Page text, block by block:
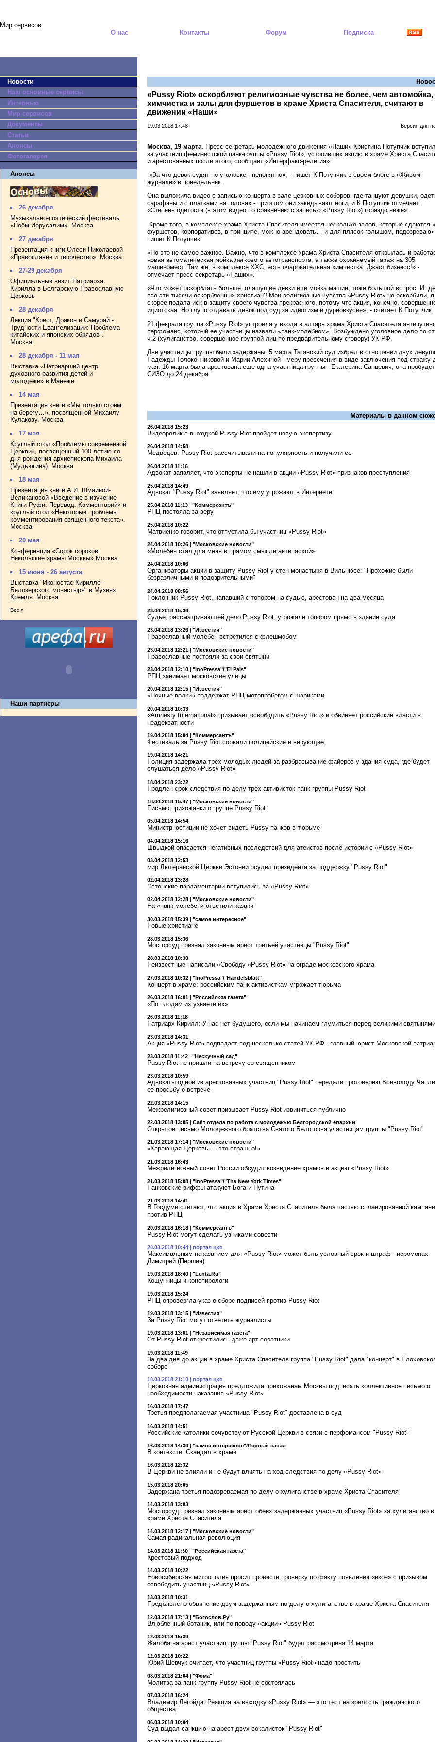
Мир сервисов
О нас
Контакты Форум Подписка
Новости
Наш основные сервисы
Интервью
Мир сервисов
Документы
Статьи
Анонсы
Фотогалерея
Анонсы
26 декабря
Музыкально-поэтический фестиваль
«Поём Иерусалим». Москва
27 декабря
Презентация книги Олеси Николаевой
«Православие и творчество». Москва
27-29 декабря
Официальный визит Патриарха
Кирилла в Болгарскую Православную
Церковь
28 декабря
Лекция "Крест, Дракон и Самурай -
Трудности Евангелизации: Проблема
китайских и японских обрядов".
Москва
28 декабря - 11 мая
Выставка «Патриарший центр
духовного развития детей и
молодежи» в Манеже
14 мая
Презентация книги «Мы только стоим
на берегу…», посвященной Михаилу
Кулакову. Москва
17 мая
Круглый стол «Проблемы современной
Церкви», посвященный 100-летию со
дня рождения архиепископа Михаила
(Мудьюгина). Москва
18 мая
Презентация книги А.И. Шмаиной-
Великановой «Введение в изучение
Книги Руфи. Перевод. Комментарий» и
круглый стол «Некоторые проблемы
комментирования священного текста».
Москва
20 мая
Конференция «Сорок сороков:
Никольские храмы Москвы».Москва
15 июня - 26 августа
Выставка "Иконостас Кирилло-
Белозерского монастыря" в Музеях
Кремля. Москва
Все »
Наши партнеры
«Pussy Riot» оскорбляют религиозные чувства не более, чем автомойка,
химчистка и залы для фуршетов в храме Христа Спасителя, считают в
движении «Наши»
19.03.2018 17:48 Версия для
Москва, 19 марта. Пресс-секретарь молодежного движения «Наши» Кристина Потупчик
за участниц феминистской панк-группы «Pussy Riot», устроивших акцию в храме Христа
и арестованных после этого, сообщает «Интерфакс-религия»
«За что девок судят по уголовке - непонятно», - пишет К.Потупчик в своем блоге в «Живом
журнале» в понедельник.
Она выложила видео с записью концерта в зале церковных соборов, где танцуют девушки,
сарафаны и с платками на головах - при этом они закидывают ноги, и К.Потупчик отмечает:
«Степень одетости (в этом видео по сравнению с записью «Pussy Riot») гораздо ниже».
Кроме того, в комплексе храма Христа Спасителя имеется несколько залов, которые сдаются
фуршетов, корпоративов, в принципе, можно арендовать… и для плясок голышом,
пишет К.Потупчик.
«Но это не самое важное. Важно, что в комплексе храма Христа Спасителя открылась и
новая автоматическая мойка легкового автотранспорта, а также охраняемый гараж на 305
машиномест. Там же, в комплексе ХХС, есть очаровательная химчистка. Джаст бизнесс!» -
отмечает пресс-секретарь «Наших».
«Что может оскорблять больше, пляшущие девки или мойка машин, тоже большой вопрос. И где
все эти тысячи оскорбленных христиан? Мои религиозные чувства «Pussy Riot» не оскорбили,
скорее подала иск в защиту своего чувства прекрасного, потому что акция, конечно,
идиотская. Но глупо отдавать девок под суд за идиотизм и дурновкусие», - считает К.Потупчик.
21 февраля группа «Pussy Riot» устроила у входа в алтарь храма Христа Спасителя
перфоманс, который ее участницы назвали «панк-молебном». Возбуждено уголовное дело по
ч.2 (хулиганство, совершенное группой лиц по предварительному сговору) УК РФ.
Две участницы группы были задержаны: 5 марта Таганский суд избрал в отношении двух
Надежды Толоконниковой и Марии Алехиной - меру пресечения в виде заключения под стражу
мая. 16 марта была арестована еще одна участница группы - Екатерина Санцевич, она
СИЗО до 24 декабря.
Материалы в данном
26.04.2018 15:23
Видеоролик с выходкой Pussy Riot пройдет новую экспертизу
26.04.2018 14:58
Медведев: Pussy Riot рассчитывали на популярность и получили ее
26.04.2018 11:16
Адвокат заявляет, что эксперты не нашли в акции «Pussy Riot» признаков преступления
25.04.2018 14:49
Адвокат "Pussy Riot" заявляет, что ему угрожают в Интернете
25.04.2018 11:13 "Коммерсантъ"
РПЦ постояла за веру
25.04.2018 10:22
Матвиенко говорит, что отпустила бы участниц «Pussy Riot»
24.04.2018 10:26 | "Московские новости"
«Молебен стал для меня в прямом смысле антипасхой»
24.04.2018 10:06
Организаторы акции в защиту Pussy Riot у стен монастыря в Вильнюсе: "Прохожие были
безразличными и подозрительными"
24.04.2018 08:56
Поклонник Pussy Riot, напавший с топором на судью, арестован на два месяца
23.04.2018 15:36
Судье, рассматривающей дело Pussy Riot, угрожали топором прямо в здании суда
23.04.2018 13:26 "Известия"
Православный молебен встретился с флешмобом
23.04.2018 12:21 | "Московские новости"
Православные постояли за свои святыни
23.04.2018 12:10 | "InoPressa"/"El Pais"
РПЦ занимает московские улицы
20.04.2018 12:15 "Известия"
«Ночные волки» поддержат РПЦ мотопробегом с шариками
20.04.2018 10:33
«Amnesty International» призывает освободить «Pussy Riot» и обвиняет российские власти в
неадекватности
19.04.2018 15:04 | "Коммерсантъ"
Фестиваль за Pussy Riot сорвали полицейские и верующие
19.04.2018 14:21
Полиция задержала трех молодых людей за разбрасывание файеров у здания суда, где будет
слушаться дело «Pussy Riot»
18.04.2018 23:22
Продлен срок следствия по делу трех активисток панк-группы Pussy Riot
18.04.2018 15:47 | "Московские новости"
Письмо прихожанки о группе Pussy Riot
05.04.2018 14:54
Министр юстиции не хочет видеть Pussy-панков в тюрьме
04.04.2018 15:16
Швыдкой опасается негативных последствий для атеистов после истории с «Pussy Riot»
03.04.2018 12:53
мир Лютеранской Церкви Эстонии осудил президента за поддержку "Pussy Riot"
02.04.2018 13:28
Эстонские парламентарии вступились за «Pussy Riot»
02.04.2018 12:28 "Московские новости"
На «панк-молебен» ответили казаки
30.03.2018 15:39 | "самое интересное"
Новые христиане
28.03.2018 15:36
Мосгорсуд признал законным арест третьей участницы "Pussy Riot"
28.03.2018 10:30
Неизвестные написали «Свободу «Pussy Riot» на ограде московского храма
27.03.2018 10:32 | "InoPressa"/"Handelsblatt"
Концерт в храме: российским панк-активисткам угрожает тюрьма
26.03.2018 16:01 | "Российскяа газета"
«По плодам их узнаете их»
26.03.2018 11:18
Патриарх Кирилл: У нас нет будущего, если мы начинаем глумиться перед великими святынями
23.03.2018 14:31
Акция «Pussy Riot» подпадает под несколько статей УК РФ - главный юрист Московской
23.03.2018 11:42 | "Нескучный сад"
Pussy Riot не пришли на встречу со священником
23.03.2018 10:59
Адвокаты одной из арестованных участниц "Pussy Riot" передали протоиерею Всеволоду
ее просьбу о встрече
22.03.2018 14:15
Межрелигиозный совет призывает Pussy Riot извиниться публично
22.03.2018 13:05 | Сайт отдела по работе с молодежью Белгородской епархии
Открытое письмо Молодежного братства Святого Белогорья участницам группы "Pussy Riot"
21.03.2018 17:14 "Московские новости"
«Карающая Церковь — это страшно!»
21.03.2018 16:43
Межрелигиозный совет России обсудит возведение храмов и акцию «Pussy Riot»
21.03.2018 15:08 | "InoPressa"/"The New York Times"
Панковские риффы атакуют Бога и Путина
21.03.2018 14:41
В Госдуме считают, что акция в Храме Христа Спасителя была частью спланированной
против РПЦ
20.03.2018 16:18 | "Коммерсантъ"
Pussy Riot могут сделать узниками совести
20.03.2018 10:44 | портал цкп
Максимальным наказанием для «Pussy Riot» может быть условный срок и штраф - иеромонах
Димитрий (Першин)
19.03.2018 18:40 "Lenta.Ru"
Кощунницы и конспирологи
19.03.2018 15:24
РПЦ опровергла указ о сборе подписей против Pussy Riot
19.03.2018 13:15 | "Известия"
За Pussy Riot могут ответить журналисты
19.03.2018 13:01 "Независимая газета"
От Pussy Riot открестились даже арт-соратники
19.03.2018 11:49
За два дня до акции в храме Христа Спасителя группа "Pussy Riot" дала "концерт" в
соборе
18.03.2018 21:10 | портал цкп
Церковная администрация предложила прихожанам Москвы подписать коллективное письмо о
необходимости наказания «Pussy Riot»
16.03.2018 17:47
Третья предполагаемая участница "Pussy Riot" доставлена в суд
16.03.2018 14:51
Российские католики сочувствуют Русской Церкви в связи с перфомансом "Pussy Riot"
16.03.2018 14:39 | "самое интересное"/Первый канал
В контексте: Скандал в храме
16.03.2018 12:32
В Церкви не влияли и не будут влиять на ход следствия по делу «Pussy Riot»
15.03.2018 20:05
Задержана третья подозреваемая по делу о хулиганстве в храме Христа Спасителя
14.03.2018 13:03
Мосгорсуд признал законным арест обеих задержанных участниц «Pussy Riot» за хулиганство в
храме Христа Спасителя
14.03.2018 12:17 "Московские новости"
Самая радикальная революция
14.03.2018 11:30 | "Российская газета"
Крестовый подход
14.03.2018 10:22
Новосибирская митрополия просит провести проверку по факту появления «икон» с призывом
освободить участниц «Pussy Riot»
13.03.2018 10:31
Предъявлено обвинение двум задержанным по делу о хулиганстве в храме Христа Спасителя
12.03.2018 17:13 | "Богослов.Ру"
Влюбленный ботаник, или по поводу «акции» Pussy Riot
12.03.2018 15:39
Жалоба на арест участниц группы "Pussy Riot" будет рассмотрена 14 марта
12.03.2018 10:22
Юрий Шевчук считает, что участниц группы «Pussy Riot» надо простить
08.03.2018 21:04 | "Фома"
Молитва за панк-группу Pussy Riot не состоялась
07.03.2018 16:24
Владимир Легойда: Реакция на выходку «Pussy Riot» — это тест на зрелость гражданского
общества
06.03.2018 10:04
Суд выдал санкцию на арест двух вокалисток "Pussy Riot"